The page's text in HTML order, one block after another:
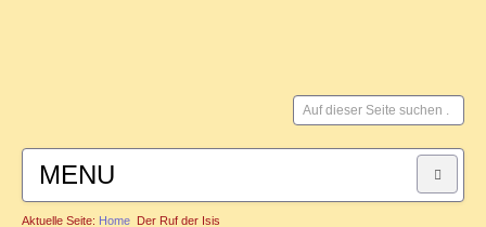
Suchen
...
MENU
Aktuelle Seite: Home Der Ruf der Isis